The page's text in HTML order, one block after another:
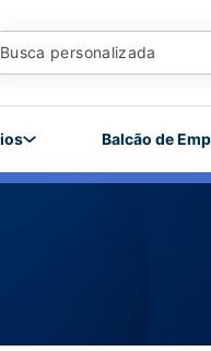
Balcão de